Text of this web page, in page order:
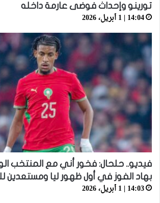
تورينو وإحداث فوضى عارمة داخله
14:04 | 1 أبريل، 2026
فيديو.. حلحال: فخور أني مع المنتخب
بهاد الفوز في أول ظهور ليا ومستعدين
14:03 | 1 أبريل، 2026